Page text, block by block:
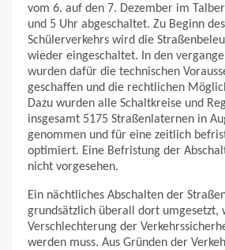
vom 6. auf den 7. Dezember im
und 5 Uhr abgeschaltet. Zu Beginn
Schülerverkehrs wird die
wieder eingeschaltet. In den
wurden dafür die technischen
geschaffen und die rechtlichen
Dazu wurden alle Schaltkreise und
insgesamt 5175 Straßenlaternen in
genommen und für eine zeitlich
optimiert. Eine Befristung der
nicht vorgesehen.
Ein nächtliches Abschalten der
grundsätzlich überall dort umgesetzt,
Verschlechterung der
werden muss. Aus Gründen der